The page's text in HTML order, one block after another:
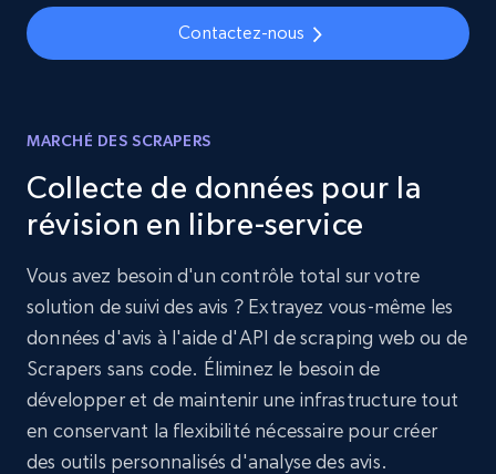
Contactez-nous
MARCHÉ DES SCRAPERS
Collecte de données pour la
révision en libre-service
Vous avez besoin d'un contrôle total sur votre
solution de suivi des avis ? Extrayez vous-même les
données d'avis à l'aide d'API de scraping web ou de
Scrapers sans code. Éliminez le besoin de
développer et de maintenir une infrastructure tout
en conservant la flexibilité nécessaire pour créer
des outils personnalisés d'analyse des avis.